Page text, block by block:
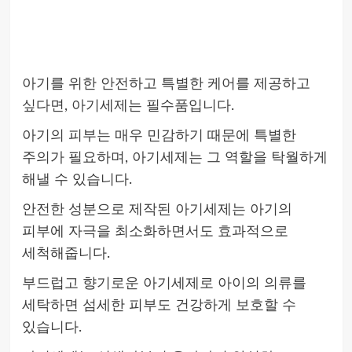
아기를 위한 안전하고 특별한 케어를 제공하고
싶다면, 아기세제는 필수품입니다.
아기의 피부는 매우 민감하기 때문에 특별한
주의가 필요하며, 아기세제는 그 역할을 탁월하게
해낼 수 있습니다.
안전한 성분으로 제작된 아기세제는 아기의
피부에 자극을 최소화하면서도 효과적으로
세척해줍니다.
부드럽고 향기로운 아기세제로 아이의 의류를
세탁하면 섬세한 피부도 건강하게 보호할 수
있습니다.